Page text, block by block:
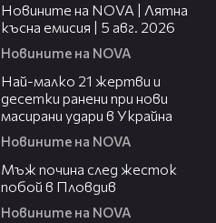
Новините на NOVA | Лятна
късна емисия | 5 авг. 2026
Новините на NOVA
Най-малко 21 жертви и
десетки ранени при нови
масирани удари в Украйна
Новините на NOVA
Мъж почина след жесток
побой в Пловдив
Новините на NOVA